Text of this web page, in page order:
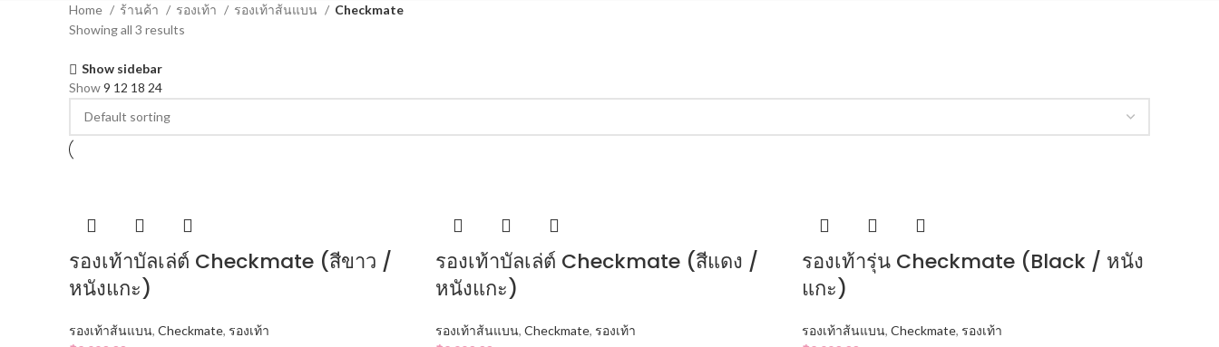
Home ร้านค้า รองเท้า รองเท้าส้นแบน
Checkmate
Showing all 3 results
Show sidebar
Show9 12 18 24
รองเท้าบัลเล่ต์ Checkmate (สีขาว /
หนังแกะ)
รองเท้าส้นแบน, Checkmate, รองเท้า
รองเท้าบัลเล่ต์ Checkmate (สีแดง /
หนังแกะ)
รองเท้าส้นแบน, Checkmate, รองเท้า
รองเท้ารุ่น Checkmate (Black / หนัง
แกะ)
รองเท้าส้นแบน, Checkmate, รองเท้า